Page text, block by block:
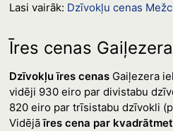
Lasi vairāk: Dzīvokļu cenas
Īres cenas
Dzīvokļu īres cenasGaiļezera
vidēji 930 eiro par divistabu
820 eiro par trīsistabu dzīvokli
Vidējāīres cena par